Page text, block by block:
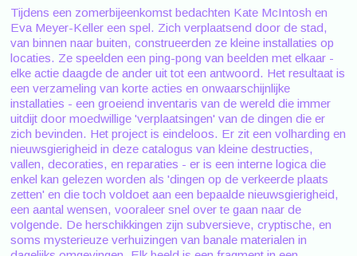
Tijdens een zomerbijeenkomst bedachten Kate McIntosh en
Eva Meyer-Keller een spel. Zich verplaatsend door de stad,
van binnen naar buiten, construeerden ze kleine installaties op
locaties. Ze speelden een ping-pong van beelden met elkaar -
elke actie daagde de ander uit tot een antwoord. Het resultaat is
een verzameling van korte acties en onwaarschijnlijke
installaties - een groeiend inventaris van de wereld die immer
uitdijt door moedwillige 'verplaatsingen' van de dingen die er
zich bevinden. Het project is eindeloos. Er zit een volharding en
nieuwsgierigheid in deze catalogus van kleine destructies,
vallen, decoraties, en reparaties - er is een interne logica die
enkel kan gelezen worden als 'dingen op de verkeerde plaats
zetten' en die toch voldoet aan een bepaalde nieuwsgierigheid,
een aantal wensen, vooraleer snel over te gaan naar de
volgende. De herschikkingen zijn subversieve, cryptische, en
soms mysterieuze verhuizingen van banale materialen in